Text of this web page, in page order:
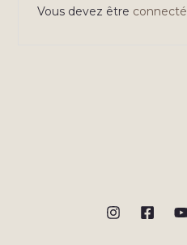
Vous devez être connecté